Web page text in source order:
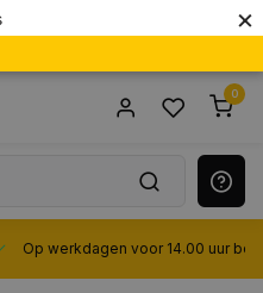
×
0
Op werkdagen voor 14.00 uur